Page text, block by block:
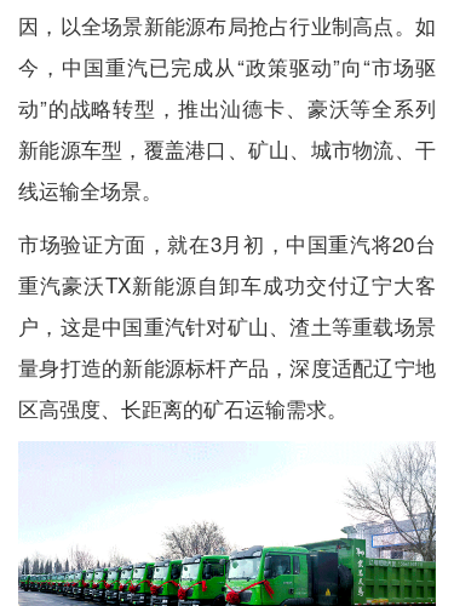
因，以全场景新能源布局抢占行业制高点。如
今，中国重汽已完成从“政策驱动”向“市场驱
动”的战略转型，推出汕德卡、豪沃等全系列
新能源车型，覆盖港口、矿山、城市物流、干
线运输全场景。
市场验证方面，就在3月初，中国重汽将20台
重汽豪沃TX新能源自卸车成功交付辽宁大客
户，这是中国重汽针对矿山、渣土等重载场景
量身打造的新能源标杆产品，深度适配辽宁地
区高强度、长距离的矿石运输需求。